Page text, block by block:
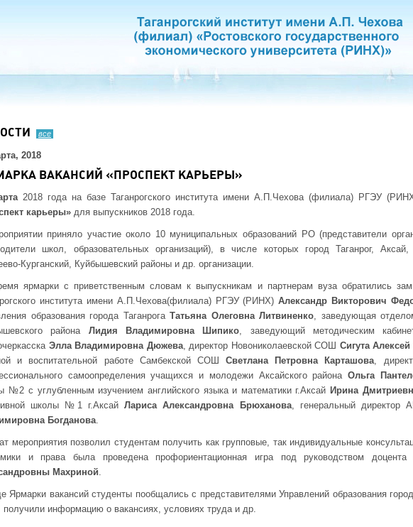
все
2018
ВАКАНСИЙ «ПРОСПЕКТ КАРЬЕРЫ»
2018 года на базе Таганрогского института имени А.П.Чехова (филиала) РГЭУ
карьеры» для выпускников 2018 года.
приняло участие около 10 муниципальных образований РО (представители
школ, образовательных организаций), в числе которых город Таганрог, Аксай,
Курганский, Куйбышевский районы и др. организации.
ярмарки с приветственным словам к выпускникам и партнерам вуза обратились
института имени А.П.Чехова(филиала) РГЭУ (РИНХ)Александр Викторович
образования города Таганрога Татьяна Олеговна Литвиненко, заведующая
района Лидия Владимировна Шипико, заведующий методическим
Элла Владимировна Дюжева, директор Новониколаевской СОШ Сигута
и воспитательной работе Самбекской СОШ Светлана Петровна Карташова,
самоопределения учащихся и молодежи Аксайского района Ольга
№2 с углубленным изучением английского языка и математики г.Аксай Ирина
школы №1 г.АксайЛариса Александровна Брюханова, генеральный
Богданова.
мероприятия позволил студентам получить как групповые, так индивидуальные
и права была проведена профориентационная игра под руководством
Махриной.
Ярмарки вакансий студенты пообщались с представителями Управлений образования
получили информацию о вакансиях, условиях труда и др.